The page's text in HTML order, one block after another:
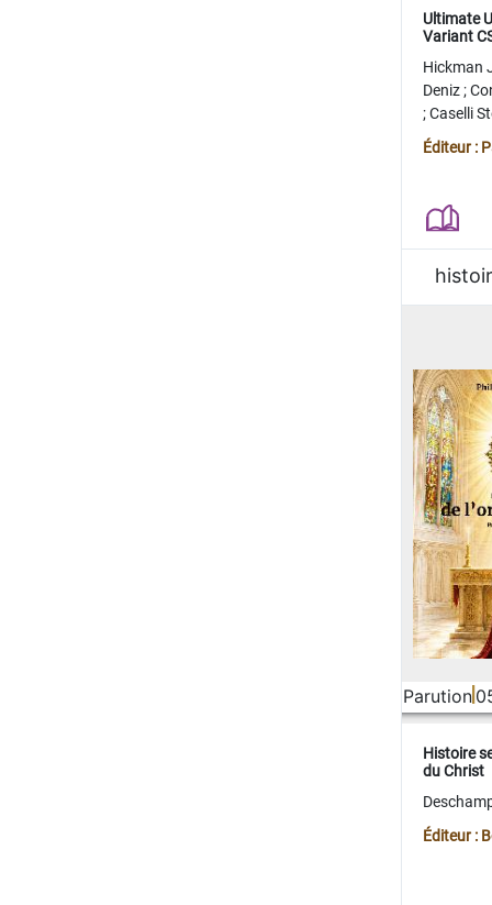
Ultimate
Variant
Hickman
Deniz;
;Caselli
Juan
Éditeur :
Parution
Histoire
du Christ
Éditeur :